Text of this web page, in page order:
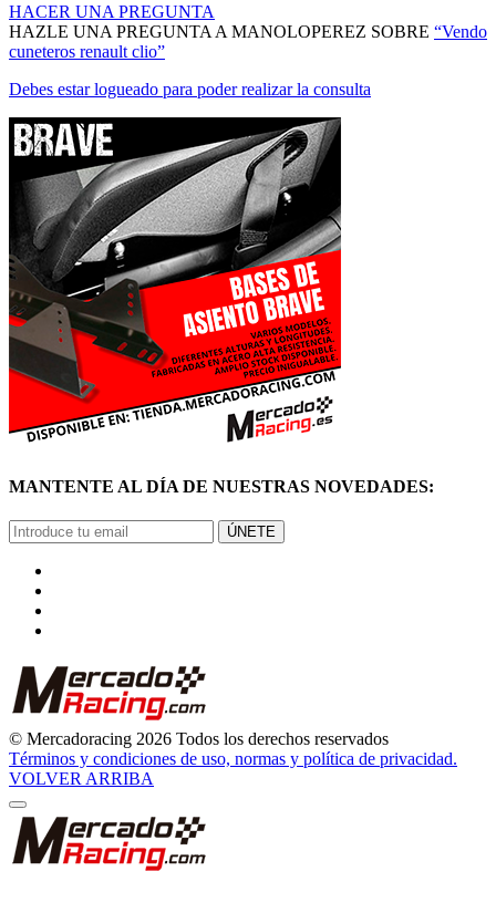
HACER UNA PREGUNTA
HAZLE UNA PREGUNTA A MANOLOPEREZ SOBRE “Vendo
cuneteros renault clio”
Debes estar logueado para poder realizar la consulta
MANTENTE AL DÍA DE NUESTRAS NOVEDADES:
ÚNETE
© Mercadoracing 2026 Todos los derechos reservados
Términos y condiciones de uso, normas y política de privacidad.
VOLVER ARRIBA